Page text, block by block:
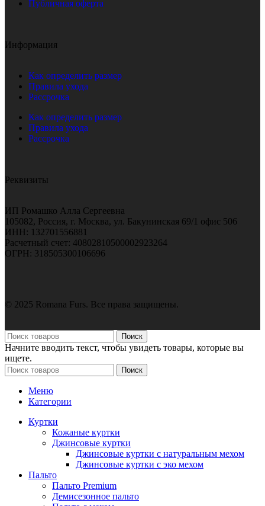
Публичная оферта
Информация
Как определить размер
Правила ухода
Рассрочка
Как определить размер
Правила ухода
Рассрочка
Реквизиты
ИП Ромашко Алла Сергеевна
105082, Россия, г. Москва, ул. Бакунинская 69/1 офис 506
ИНН: 132701556881
Расчетный счет: 40802810500002923264
ОГРН: 318505300106696
© 2025 Romana Furs. Все права защищены.
Поиск
Начните вводить текст, чтобы увидеть товары, которые вы
ищете.
Поиск
Меню
Категории
Куртки
Кожаные куртки
Джинсовые куртки
Джинсовые куртки с натуральным мехом
Джинсовые куртки с эко мехом
Пальто
Пальто Premium
Демисезонное пальто